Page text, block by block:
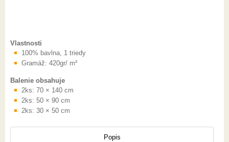
Vlastnosti
100% bavlna, 1 triedy
Gramáž: 420gr/ m²
Balenie obsahuje
2ks: 70 × 140 cm
2ks: 50 × 90 cm
2ks: 30 × 50 cm
Popis